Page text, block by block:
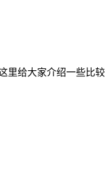
给大家介绍一些比